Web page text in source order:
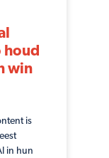
houd
win
is
in hun